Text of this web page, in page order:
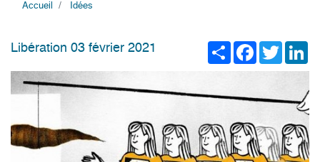
Accueil Idées
ShareFacebook
Twitter
Libération 03 février 2021